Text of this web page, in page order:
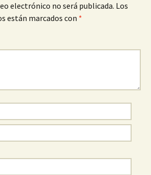
electrónico no será publicada. Los
están marcados con *